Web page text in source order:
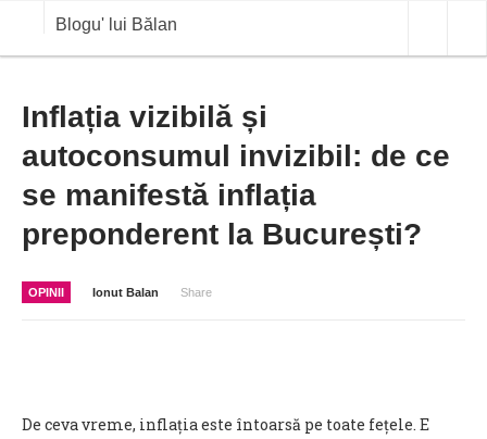
Blogu' lui Bălan
OPINII
ANALIZE
BLOG IN DIALOG
STIRI
CURS VALUTAR IN TIMP REAL
Inflația vizibilă și
autoconsumul invizibil: de ce
se manifestă inflația
preponderent la București?
OPINII Ionut Balan Share
De ceva vreme, inflația este întoarsă pe toate fețele. E